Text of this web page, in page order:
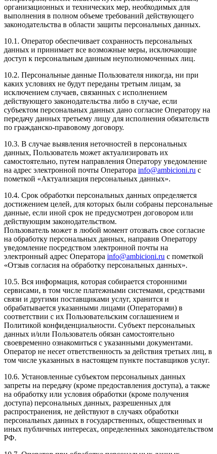
организационных и технических мер, необходимых для
выполнения в полном объеме требований действующего
законодательства в области защиты персональных данных.
10.1. Оператор обеспечивает сохранность персональных
данных и принимает все возможные меры, исключающие
доступ к персональным данным неуполномоченных лиц.
10.2. Персональные данные Пользователя никогда, ни при
каких условиях не будут переданы третьим лицам, за
исключением случаев, связанных с исполнением
действующего законодательства либо в случае, если
субъектом персональных данных дано согласие Оператору на
передачу данных третьему лицу для исполнения обязательств
по гражданско-правовому договору.
10.3. В случае выявления неточностей в персональных
данных, Пользователь может актуализировать их
самостоятельно, путем направления Оператору уведомление
на адрес электронной почты Оператора info@ambicioni.ru с
пометкой «Актуализация персональных данных».
10.4. Срок обработки персональных данных определяется
достижением целей, для которых были собраны персональные
данные, если иной срок не предусмотрен договором или
действующим законодательством.
Пользователь может в любой момент отозвать свое согласие
на обработку персональных данных, направив Оператору
уведомление посредством электронной почты на
электронный адрес Оператора info@ambicioni.ru с пометкой
«Отзыв согласия на обработку персональных данных».
10.5. Вся информация, которая собирается сторонними
сервисами, в том числе платежными системами, средствами
связи и другими поставщиками услуг, хранится и
обрабатывается указанными лицами (Операторами) в
соответствии с их Пользовательским соглашением и
Политикой конфиденциальности. Субъект персональных
данных и/или Пользователь обязан самостоятельно
своевременно ознакомиться с указанными документами.
Оператор не несет ответственность за действия третьих лиц, в
том числе указанных в настоящем пункте поставщиков услуг.
10.6. Установленные субъектом персональных данных
запреты на передачу (кроме предоставления доступа), а также
на обработку или условия обработки (кроме получения
доступа) персональных данных, разрешенных для
распространения, не действуют в случаях обработки
персональных данных в государственных, общественных и
иных публичных интересах, определенных законодательством
РФ.